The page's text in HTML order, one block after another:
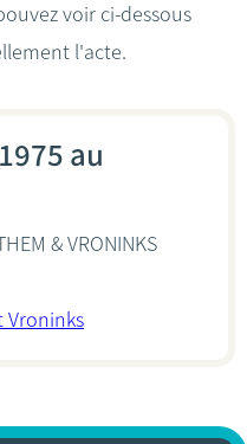
voir ci-dessous
l'acte.
au
& VRONINKS
Vroninks